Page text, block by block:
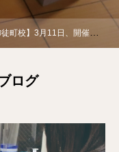
徒町校】3月11日、開催ブログ
ログ